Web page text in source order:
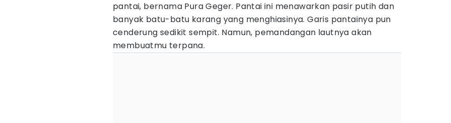
pantai, bernama Pura Geger. Pantai ini menawarkan pasir putih dan
banyak batu-batu karang yang menghiasinya. Garis pantainya pun
cenderung sedikit sempit. Namun, pemandangan lautnya akan
membuatmu terpana.